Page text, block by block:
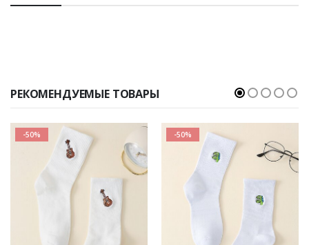
РЕКОМЕНДУЕМЫЕ ТОВАРЫ
-50% -50%